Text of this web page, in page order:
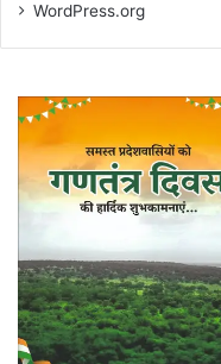
WordPress.org